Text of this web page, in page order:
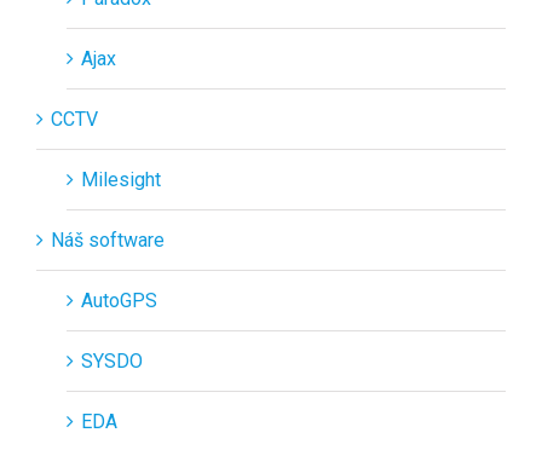
Ajax
CCTV
Milesight
Náš software
AutoGPS
SYSDO
EDA